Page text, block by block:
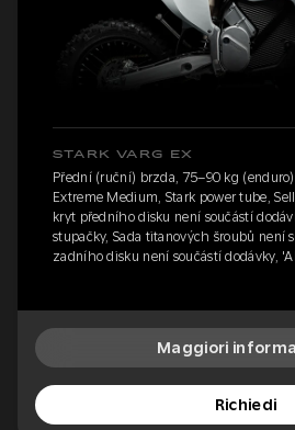
STARK VARG EX
Přední (ruční) brzda, 75–90 kg
Extreme Medium, Stark power tube,
kryt předního disku není součástí
stupačky, Sada titanových šroubů není
zadního disku není součástí dodávky,
Maggiori
Richiedi